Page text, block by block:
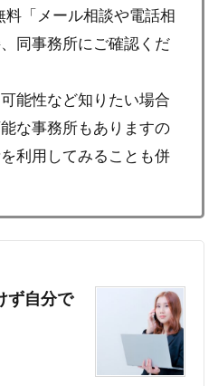
「メール相談や電話相
同事務所にご確認くだ
能性など知りたい場合
な事務所もありますの
利用してみることも併
ず自分で